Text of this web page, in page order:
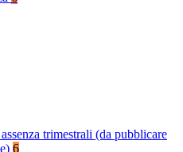
trimestrali (da pubblicare
6